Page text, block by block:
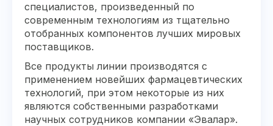
специалистов, произведенный по
современным технологиям из тщательно
отобранных компонентов лучших мировых
поставщиков.
Все продукты линии производятся с
применением новейших фармацевтических
технологий, при этом некоторые из них
являются собственными разработками
научных сотрудников компании «Эвалар».